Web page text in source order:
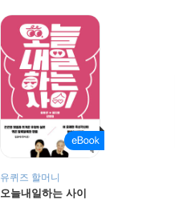
유퀴즈 할머니
오늘내일하는 사이